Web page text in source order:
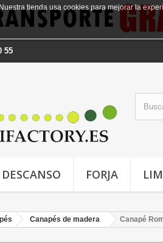
55
tienda usa cookies para mejorar la
DESCANSO FORJA
Canapés de madera Canapé